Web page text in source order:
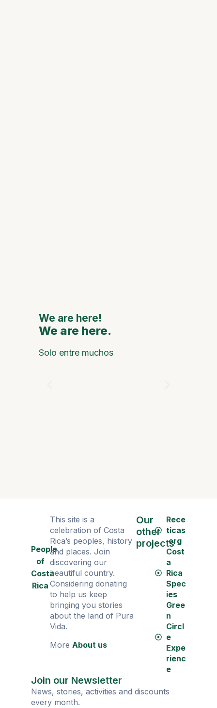
We are here!
We are here.
Solo entre muchos
People
of
Costa
Rica
This site is a
celebration of Costa
Rica’s peoples, history
and places. Join
discovering our
beautiful country.
Considering donating
to help us keep
bringing you stories
about the land of Pura
Vida.
More About us
Our
other
projects
Rece
ticas
.org
Cost
a
Rica
Spec
ies
Gree
n
Circl
e
Expe
rienc
e
Join our Newsletter
News, stories, activities and discounts
every month.